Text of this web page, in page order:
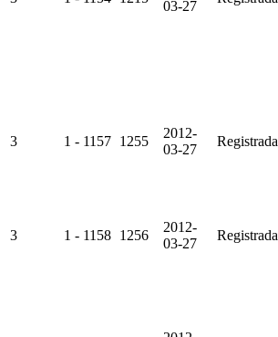
03-27
3 1 - 1157 1255
2012-
03-27
Registrada
3 1 - 1158 1256
2012-
03-27
Registrada